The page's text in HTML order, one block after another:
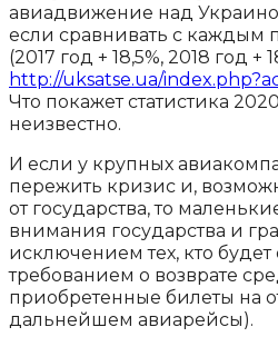
авиадвижение над
если сравнивать с
(2017 год + 18,5%, 2018 год +
http://uksatse.ua/
Что покажет статистика
неизвестно.
И если у крупных
пережить кризис и,
от государства, то
внимания государства и
исключением тех, кто будет
требованием о возврате
приобретенные билеты на
дальнейшем авиарейсы).